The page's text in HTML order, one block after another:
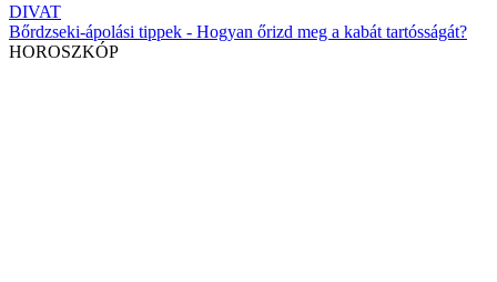
DIVAT
Bőrdzseki-ápolási tippek - Hogyan őrizd meg a kabát tartósságát?
HOROSZKÓP